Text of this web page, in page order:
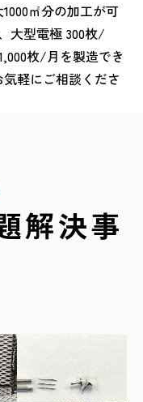
㎡分の加工が可
大型電極 300枚/
枚/月を製造でき
軽にご相談くださ
解決事